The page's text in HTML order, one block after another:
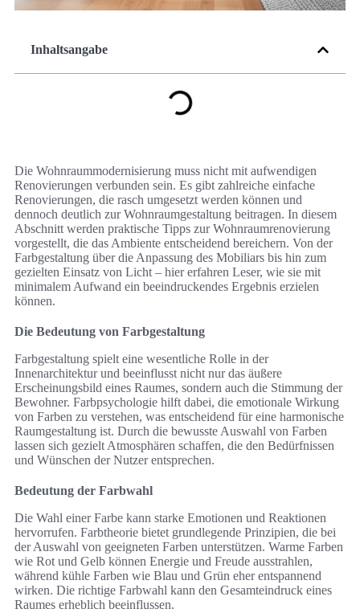
Inhaltsangabe
Die Wohnraummodernisierung muss nicht mit aufwendigen
Renovierungen verbunden sein. Es gibt zahlreiche einfache
Renovierungen, die rasch umgesetzt werden können und
dennoch deutlich zur Wohnraumgestaltung beitragen. In diesem
Abschnitt werden praktische Tipps zur Wohnraumrenovierung
vorgestellt, die das Ambiente entscheidend bereichern. Von der
Farbgestaltung über die Anpassung des Mobiliars bis hin zum
gezielten Einsatz von Licht – hier erfahren Leser, wie sie mit
minimalem Aufwand ein beeindruckendes Ergebnis erzielen
können.
Die Bedeutung von Farbgestaltung
Farbgestaltung spielt eine wesentliche Rolle in der
Innenarchitektur und beeinflusst nicht nur das äußere
Erscheinungsbild eines Raumes, sondern auch die Stimmung der
Bewohner. Farbpsychologie hilft dabei, die emotionale Wirkung
von Farben zu verstehen, was entscheidend für eine harmonische
Raumgestaltung ist. Durch die bewusste Auswahl von Farben
lassen sich gezielt Atmosphären schaffen, die den Bedürfnissen
und Wünschen der Nutzer entsprechen.
Bedeutung der Farbwahl
Die Wahl einer Farbe kann starke Emotionen und Reaktionen
hervorrufen. Farbtheorie bietet grundlegende Prinzipien, die bei
der Auswahl von geeigneten Farben unterstützen. Warme Farben
wie Rot und Gelb können Energie und Freude ausstrahlen,
während kühle Farben wie Blau und Grün eher entspannend
wirken. Die richtige Farbwahl kann den Gesamteindruck eines
Raumes erheblich beeinflussen.